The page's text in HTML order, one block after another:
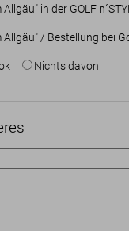
in der GOLF
Allgäu" / Bestellung bei
Nichts davon